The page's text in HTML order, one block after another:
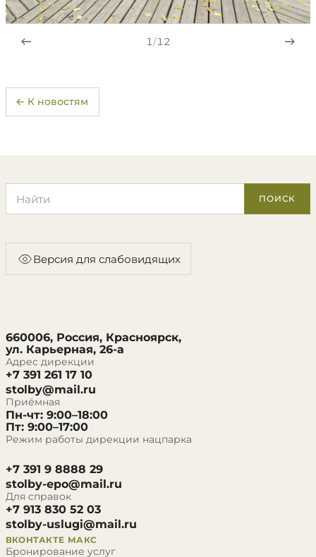
1/12
← К новостям
ПОИСК
Версия для слабовидящих
660006, Россия, Красноярск,
ул. Карьерная, 26-а
Адрес дирекции
+7 391 261 17 10
stolby@mail.ru
Приёмная
Пн-чт: 9:00–18:00
Пт: 9:00–17:00
Режим работы дирекции нацпарка
+7 391 9 8888 29
stolby-epo@mail.ru
Для справок
+7 913 830 52 03
stolby-uslugi@mail.ru
ВКОНТАКТЕ МАКС
Бронирование услуг